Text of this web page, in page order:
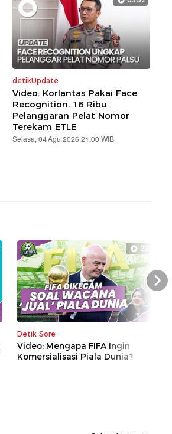
detikUpdate
Video: Korlantas Pakai Face
Recognition, 16 Ribu
Pelanggaran Pelat Nomor
Terekam ETLE
Selasa, 04 Agu 2026 21:00 WIB
22:14
Detik Sore
Video: Mengapa FIFA Ingin
Komersialisasi Piala Dunia?
Next